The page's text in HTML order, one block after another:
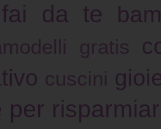
da te
gratis
cuscini
per